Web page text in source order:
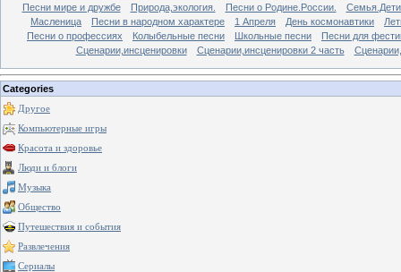
Песни мире и дружбе
Природа,экология. Песни о Родине.России.
Масленица
Песни в народном характере 1 Апреля День космонавтики
Песни о профессиях
Колыбельные песни Школьные песни
Песни для
Сценарии,инсценировки
Сценарии,инсценировки 2 часть
Categories
Другое
Компьютерные игры
Красота и здоровье
Люди и блоги
Музыка
Общество
Путешествия и события
Развлечения
Сериалы